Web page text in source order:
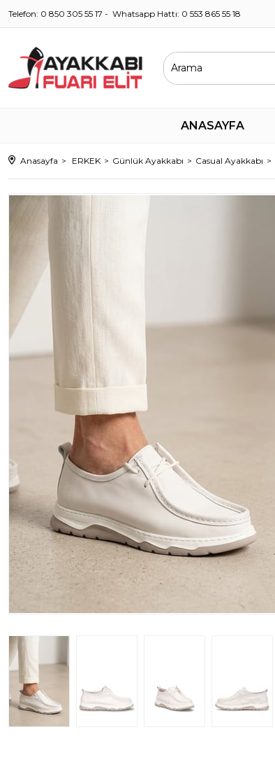
Telefon: 0 850 305 55 17 - Whatsapp Hattı: 0 553 865 55 18
ANASAYFA
Anasayfa ERKEK Günlük Ayakkabı Casual Ayakkabı